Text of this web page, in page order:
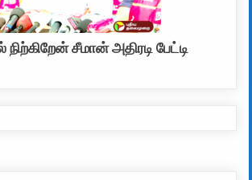
சீமான் அதிரடி பேட்டி